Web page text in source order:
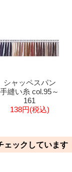
シャッペスパン
手縫い糸 col.95～
161
138円(税込)
ェックしています